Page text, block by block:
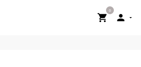

0
